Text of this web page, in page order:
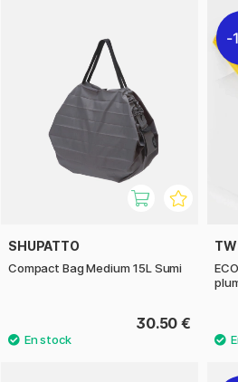
SHUPATTO
Compact Bag Medium 15L Sumi
30.50 €